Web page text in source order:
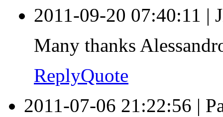
2011-09-20 07:40:11 |
Many thanks
ReplyQuote
2011-07-06 21:22:56 |